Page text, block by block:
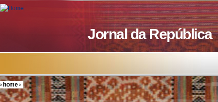
Skip to main content
Jornal da República
You are here
›home›